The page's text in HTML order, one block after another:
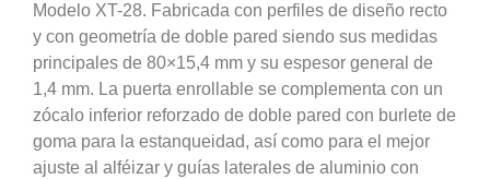
Modelo XT-28. Fabricada con perfiles de diseño recto
y con geometría de doble pared siendo sus medidas
principales de 80×15,4 mm y su espesor general de
1,4 mm. La puerta enrollable se complementa con un
zócalo inferior reforzado de doble pared con burlete de
goma para la estanqueidad, así como para el mejor
ajuste al alféizar y guías laterales de aluminio con